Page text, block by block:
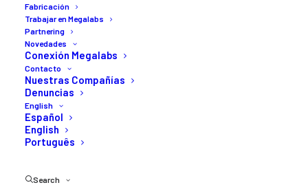
Fabricación
Trabajar en Megalabs
Partnering
Novedades
Conexión Megalabs
Contacto
Nuestras Compañías
Denuncias
English
Español
English
Português
Search